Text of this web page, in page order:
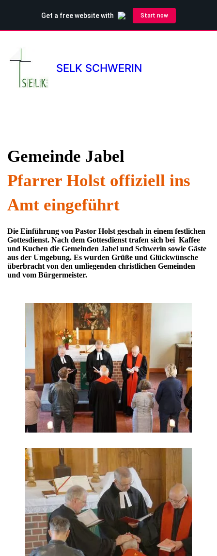
SELK SCHWERIN
Gemeinde Jabel
Pfarrer Holst offiziell ins
Amt eingeführt
Die Einführung von Pastor Holst geschah in einem festlichen
Gottesdienst. Nach dem Gottesdienst trafen sich bei Kaffee
und Kuchen die Gemeinden Jabel und Schwerin sowie Gäste
aus der Umgebung. Es wurden Grüße und Glückwünsche
überbracht von den umliegenden christlichen Gemeinden
und vom Bürgermeister.